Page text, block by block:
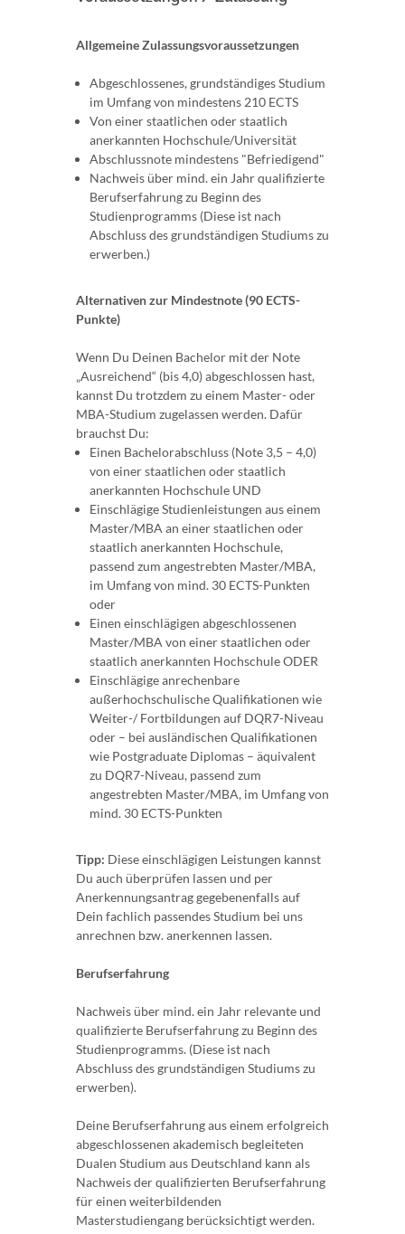
Allgemeine Zulassungsvoraussetzungen
Abgeschlossenes, grundständiges Studium
im Umfang von mindestens 210 ECTS
Von einer staatlichen oder staatlich
anerkannten Hochschule/Universität
Abschlussnote mindestens "Befriedigend"
Nachweis über mind. ein Jahr qualifizierte
Berufserfahrung zu Beginn des
Studienprogramms (Diese ist nach
Abschluss des grundständigen Studiums zu
erwerben.)
Alternativen zur Mindestnote (90 ECTS-
Punkte)
Wenn Du Deinen Bachelor mit der Note
„Ausreichend“ (bis 4,0) abgeschlossen hast,
kannst Du trotzdem zu einem Master- oder
MBA-Studium zugelassen werden. Dafür
brauchst Du:
Einen Bachelorabschluss (Note 3,5 – 4,0)
von einer staatlichen oder staatlich
anerkannten Hochschule UND
Einschlägige Studienleistungen aus einem
Master/MBA an einer staatlichen oder
staatlich anerkannten Hochschule,
passend zum angestrebten Master/MBA,
im Umfang von mind. 30 ECTS-Punkten
oder
Einen einschlägigen abgeschlossenen
Master/MBA von einer staatlichen oder
staatlich anerkannten Hochschule ODER
Einschlägige anrechenbare
außerhochschulische Qualifikationen wie
Weiter-/ Fortbildungen auf DQR7-Niveau
oder – bei ausländischen Qualifikationen
wie Postgraduate Diplomas – äquivalent
zu DQR7-Niveau, passend zum
angestrebten Master/MBA, im Umfang von
mind. 30 ECTS-Punkten
Tipp: Diese einschlägigen Leistungen kannst
Du auch überprüfen lassen und per
Anerkennungsantrag gegebenenfalls auf
Dein fachlich passendes Studium bei uns
anrechnen bzw. anerkennen lassen.
Berufserfahrung
Nachweis über mind. ein Jahr relevante und
qualifizierte Berufserfahrung zu Beginn des
Studienprogramms. (Diese ist nach
Abschluss des grundständigen Studiums zu
erwerben).
Deine Berufserfahrung aus einem erfolgreich
abgeschlossenen akademisch begleiteten
Dualen Studium aus Deutschland kann als
Nachweis der qualifizierten Berufserfahrung
für einen weiterbildenden
Masterstudiengang berücksichtigt werden.